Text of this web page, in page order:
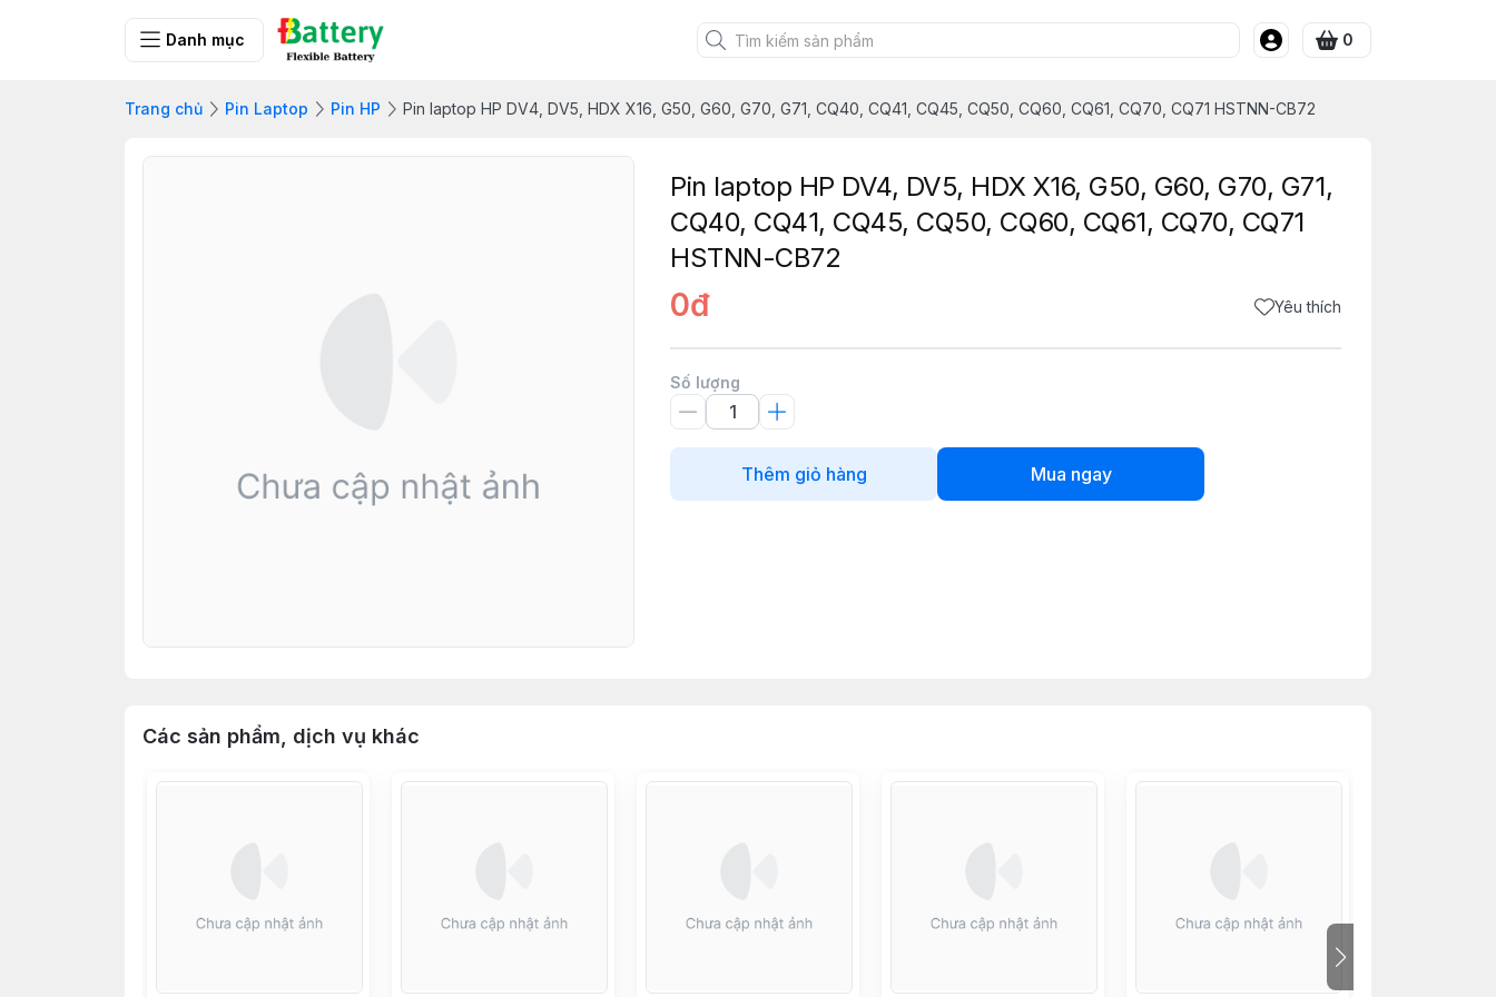
Danh mục 0
Trang chủ Pin Laptop Pin HP Pin laptop HP DV4, DV5, HDX X16, G50, G60, G70, G71, CQ40, CQ41, CQ45, CQ50, CQ60, CQ61, CQ70, CQ71 HSTNN-CB72
Pin laptop HP DV4, DV5, HDX X16, G50, G60, G70, G71,
CQ40, CQ41, CQ45, CQ50, CQ60, CQ61, CQ70, CQ71
HSTNN-CB72
0đ Yêu thích
Số lượng
Thêm giỏ hàng Mua ngay
Các sản phẩm, dịch vụ khác